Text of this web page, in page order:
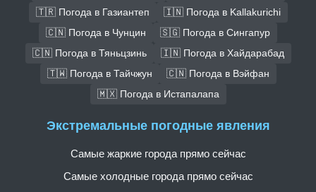
🇹🇷 Погода в Газиантеп
🇮🇳 Погода в Kallakurichi
🇨🇳 Погода в Чунцин
🇸🇬 Погода в Сингапур
🇨🇳 Погода в Тяньцзинь
🇮🇳 Погода в Хайдарабад
🇹🇼 Погода в Тайчжун
🇨🇳 Погода в Вэйфан
🇲🇽 Погода в Истапалапа
Экстремальные погодные явления
Самые жаркие города прямо сейчас
Самые холодные города прямо сейчас